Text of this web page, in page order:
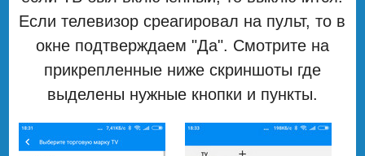
Если телевизор среагировал на пульт, то в
окне подтверждаем "Да". Смотрите на
прикрепленные ниже скриншоты где
выделены нужные кнопки и пункты.